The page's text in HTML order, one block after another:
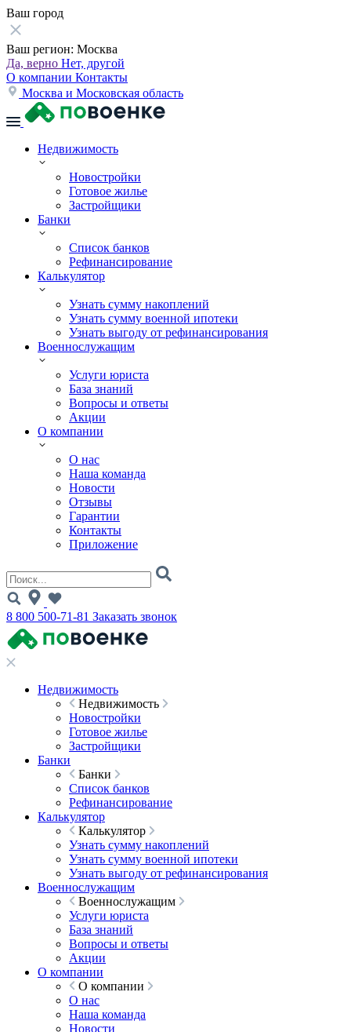
Ваш город
Ваш регион: Москва
Да, верно Нет, другой
О компании Контакты
Москва и Московская область
Недвижимость
Новостройки
Готовое жилье
Застройщики
Банки
Список банков
Рефинансирование
Калькулятор
Узнать сумму накоплений
Узнать сумму военной ипотеки
Узнать выгоду от рефинансирования
Военнослужащим
Услуги юриста
База знаний
Вопросы и ответы
Акции
О компании
О нас
Наша команда
Новости
Отзывы
Гарантии
Контакты
Приложение
8 800 500-71-81 Заказать звонок
Недвижимость
Недвижимость
Новостройки
Готовое жилье
Застройщики
Банки
Банки
Список банков
Рефинансирование
Калькулятор
Калькулятор
Узнать сумму накоплений
Узнать сумму военной ипотеки
Узнать выгоду от рефинансирования
Военнослужащим
Военнослужащим
Услуги юриста
База знаний
Вопросы и ответы
Акции
О компании
О компании
О нас
Наша команда
Новости